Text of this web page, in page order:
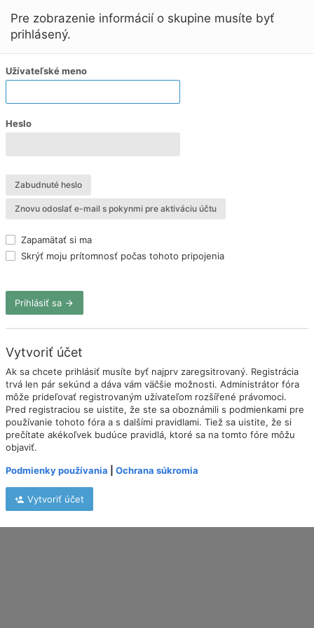
Pre zobrazenie informácií o skupine musíte byť
prihlásený.
Užívateľské meno
Heslo
Zabudnuté heslo
Znovu odoslať e-mail s pokynmi pre aktiváciu účtu
Zapamätať si ma
Skrýť moju prítomnosť počas tohoto pripojenia
Prihlásiť sa
Vytvoriť účet
Ak sa chcete prihlásiť musíte byť najprv zaregsitrovaný. Registrácia
trvá len pár sekúnd a dáva vám väčšie možnosti. Administrátor fóra
môže prideľovať registrovaným užívateľom rozšířené právomoci.
Pred registraciou se uistite, že ste sa oboznámili s podmienkami pre
používanie tohoto fóra a s dalšími pravidlami. Tiež sa uistite, že si
prečítate akékoľvek budúce pravidlá, ktoré sa na tomto fóre môžu
objaviť.
Podmienky používania Ochrana súkromia
Vytvoriť účet